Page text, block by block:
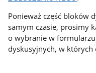
Ponieważ część bloków
samym czasie, prosimy
o wybranie w
dyskusyjnych, w których